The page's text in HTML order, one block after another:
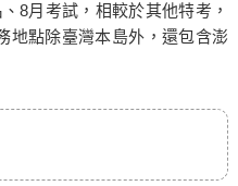
8月考試，相較於其他特考，
地點除臺灣本島外，還包含澎